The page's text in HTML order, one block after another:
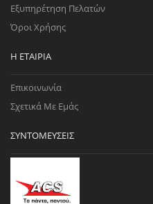
Εξυπηρέτηση Πελατών
Όροι Χρήσης
Η ΕΤΑΙΡΊΑ
Επικοινωνία
Σχετικά Με Εμάς
ΣΥΝΤΟΜΕΎΣΕΙΣ